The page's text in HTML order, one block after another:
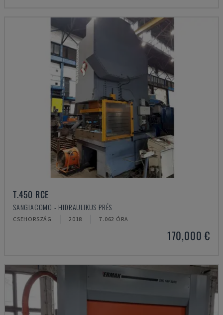
T.450 RCE
SANGIACOMO - HIDRAULIKUS PRÉS
CSEHORSZÁG 2018 7.062 ÓRA
170,000 €